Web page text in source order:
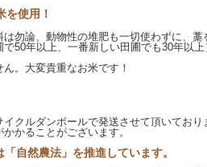
を使用！
勿論、動物性の堆肥も一切使わずに、
50年以上、一番新しい田圃でも30年以
。大変貴重なお米です！
クルダンボールで発送させて頂いており
かることがございます。
自然農法」を推進しています。